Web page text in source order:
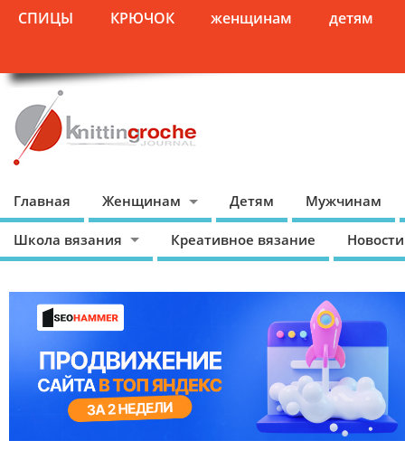
СПИЦЫ КРЮЧОК женщинам детям
Главная Женщинам Детям Мужчинам
Школа вязания Креативное вязание